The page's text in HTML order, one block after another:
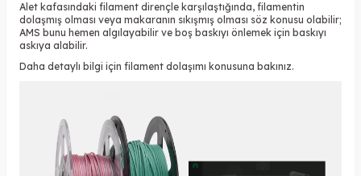
Alet kafasındaki filament dirençle karşılaştığında, filamentin
dolaşmış olması veya makaranın sıkışmış olması söz konusu olabilir;
AMS bunu hemen algılayabilir ve boş baskıyı önlemek için baskıyı
askıya alabilir.
Daha detaylı bilgi için filament dolaşımı konusuna bakınız.